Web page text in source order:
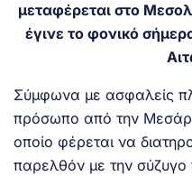
μεταφέρεται στο
έγινε το φονικό
Σύμφωνα με ασφαλείς
πρόσωπο από την
οποίο φέρεται να
παρελθόν με την